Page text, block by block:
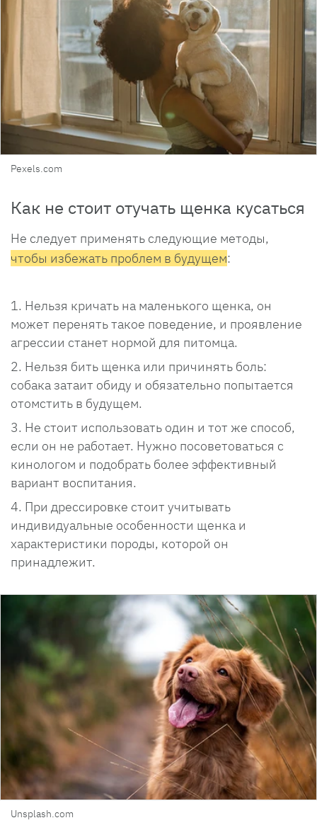
Pexels.com
Как не стоит отучать щенка кусаться
Не следует применять следующие методы,
чтобы избежать проблем в будущем:
Нельзя кричать на маленького щенка, он
может перенять такое поведение, и проявление
агрессии станет нормой для питомца.
Нельзя бить щенка или причинять боль:
собака затаит обиду и обязательно попытается
отомстить в будущем.
Не стоит использовать один и тот же способ,
если он не работает. Нужно посоветоваться с
кинологом и подобрать более эффективный
вариант воспитания.
При дрессировке стоит учитывать
индивидуальные особенности щенка и
характеристики породы, которой он
принадлежит.
Unsplash.com